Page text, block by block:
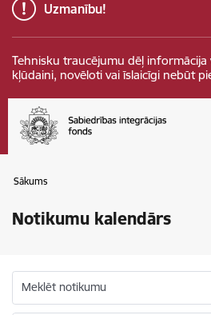
Uzmanību!
Tehnisku traucējumu dēļ
kļūdaini, novēloti vai īslaicīgi nebūt
Sākums
Notikumu kalendārs
Meklēt notikumu